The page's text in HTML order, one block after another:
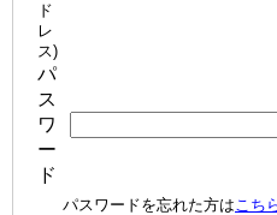
ド
レ
ス)
パ
ス
ワ
ー
ド
パスワードを忘れた方はこち